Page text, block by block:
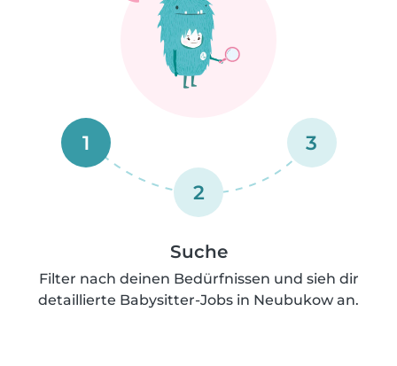
1
2
3
Suche
Filter nach deinen Bedürfnissen und sieh dir
detaillierte Babysitter-Jobs in Neubukow an.